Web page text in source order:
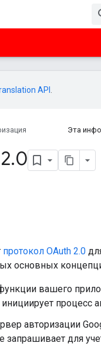
API
Эта
.0
протокол OAuth 2.0
основных
вашего
процесс
авторизации
для